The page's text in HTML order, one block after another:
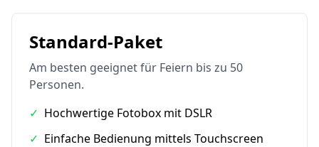
Standard-Paket
Am besten geeignet für Feiern bis zu 50
Personen.
✓ Hochwertige Fotobox mit DSLR
✓ Einfache Bedienung mittels Touchscreen